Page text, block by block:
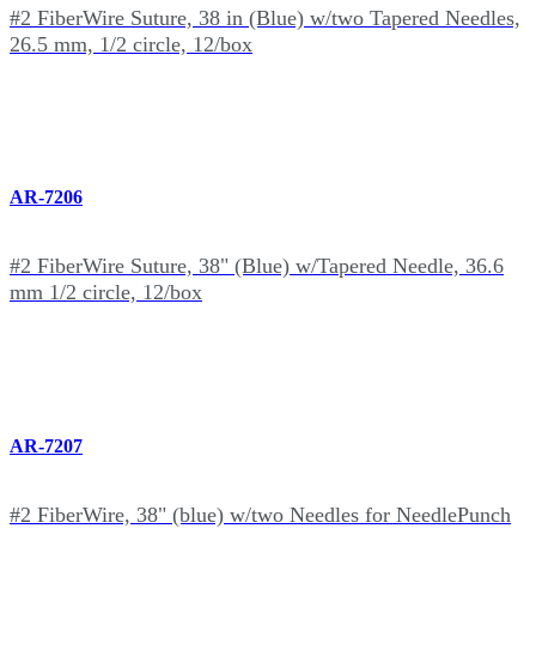
#2 FiberWire Suture, 38 in (Blue) w/two Tapered Needles,
26.5 mm, 1/2 circle, 12/box
AR-7206
#2 FiberWire Suture, 38" (Blue) w/Tapered Needle, 36.6
mm 1/2 circle, 12/box
AR-7207
#2 FiberWire, 38" (blue) w/two Needles for NeedlePunch